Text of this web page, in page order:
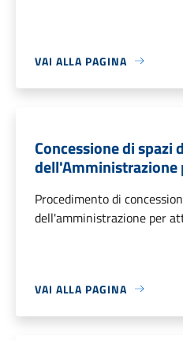
VAI ALLA PAGINA
Concessione di spazi
Procedimento di
dell'amministrazione per
VAI ALLA PAGINA